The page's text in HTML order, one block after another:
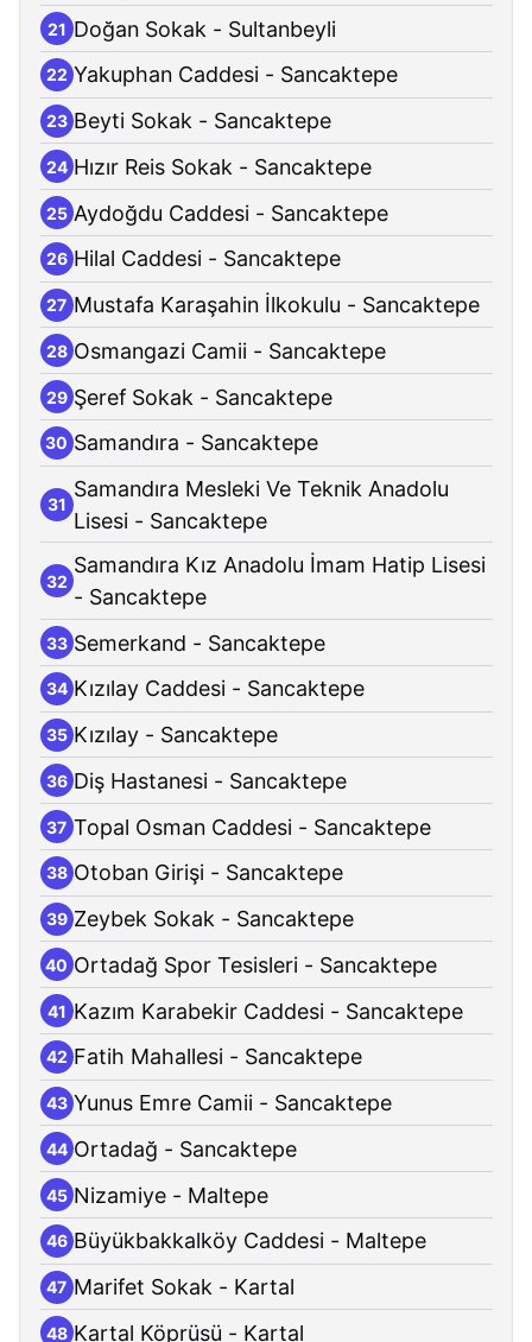
21 Doğan Sokak - Sultanbeyli
22 Yakuphan Caddesi - Sancaktepe
23 Beyti Sokak - Sancaktepe
24 Hızır Reis Sokak - Sancaktepe
25 Aydoğdu Caddesi - Sancaktepe
26 Hilal Caddesi - Sancaktepe
27 Mustafa Karaşahin İlkokulu - Sancaktepe
28 Osmangazi Camii - Sancaktepe
29 Şeref Sokak - Sancaktepe
30 Samandıra - Sancaktepe
31
Samandıra Mesleki Ve Teknik Anadolu
Lisesi - Sancaktepe
32
Samandıra Kız Anadolu İmam Hatip Lisesi
- Sancaktepe
33 Semerkand - Sancaktepe
34 Kızılay Caddesi - Sancaktepe
35 Kızılay - Sancaktepe
36 Diş Hastanesi - Sancaktepe
37 Topal Osman Caddesi - Sancaktepe
38 Otoban Girişi - Sancaktepe
39 Zeybek Sokak - Sancaktepe
40 Ortadağ Spor Tesisleri - Sancaktepe
41 Kazım Karabekir Caddesi - Sancaktepe
42 Fatih Mahallesi - Sancaktepe
43 Yunus Emre Camii - Sancaktepe
44 Ortadağ - Sancaktepe
45 Nizamiye - Maltepe
46 Büyükbakkalköy Caddesi - Maltepe
47 Marifet Sokak - Kartal
48 Kartal Köprüsü - Kartal